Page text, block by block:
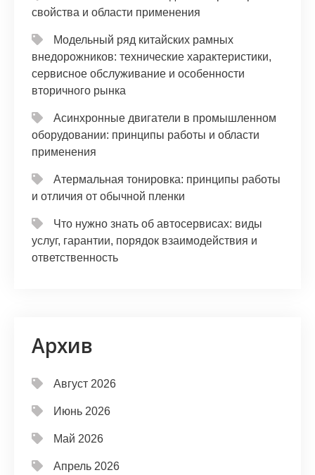
свойства и области применения
Модельный ряд китайских рамных
внедорожников: технические характеристики,
сервисное обслуживание и особенности
вторичного рынка
Асинхронные двигатели в промышленном
оборудовании: принципы работы и области
применения
Атермальная тонировка: принципы работы
и отличия от обычной пленки
Что нужно знать об автосервисах: виды
услуг, гарантии, порядок взаимодействия и
ответственность
Архив
Август 2026
Июнь 2026
Май 2026
Апрель 2026